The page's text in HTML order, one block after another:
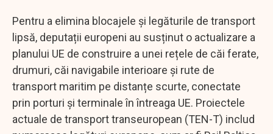
Pentru a elimina blocajele și legăturile de transport
lipsă, deputații europeni au susținut o actualizare a
planului UE de construire a unei rețele de căi ferate,
drumuri, căi navigabile interioare și rute de
transport maritim pe distanțe scurte, conectate
prin porturi și terminale în întreaga UE. Proiectele
actuale de transport transeuropean (TEN-T) includ